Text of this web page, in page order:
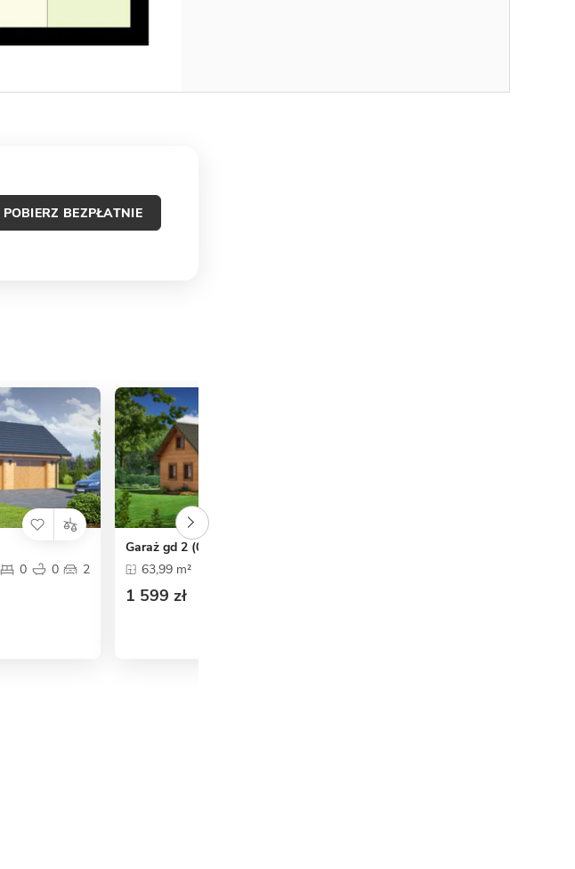
POBIERZ BEZPŁATNIE
0 0 2
Garaż gd 2 (03l)
63,99 m²
1 599 zł